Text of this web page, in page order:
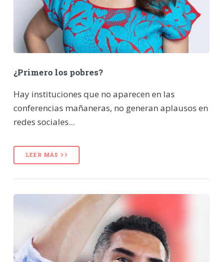
¿Primero los pobres?
Hay instituciones que no aparecen en las
conferencias mañaneras, no generan aplausos en
redes sociales...
LEER MÁS